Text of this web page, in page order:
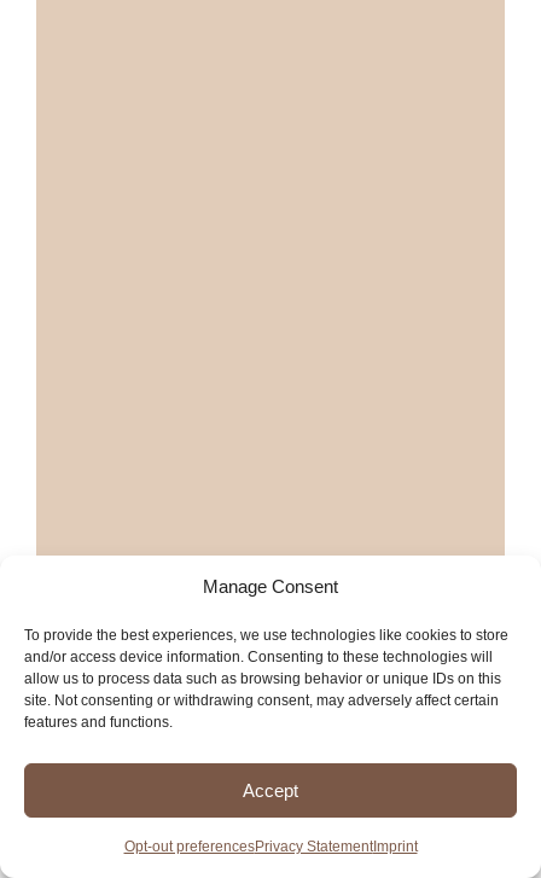
Manage Consent
To provide the best experiences, we use technologies like cookies to store
and/or access device information. Consenting to these technologies will
allow us to process data such as browsing behavior or unique IDs on this
site. Not consenting or withdrawing consent, may adversely affect certain
features and functions.
Accept
Opt-out preferencesPrivacy StatementImprint
Más llanteras en Stockton
Más servicios en Stockton
TIRE AND WHEEL
WAREHOUSE